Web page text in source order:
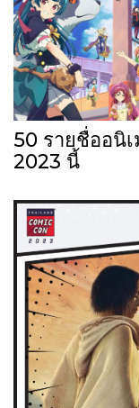
50 รายชื่ออนิ
2023 นี้